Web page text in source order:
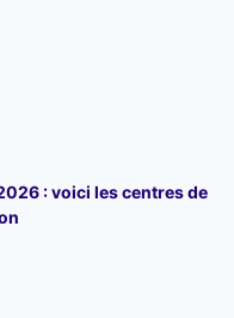
: voici les centres de